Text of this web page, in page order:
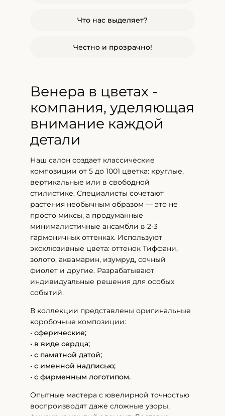
Что нас выделяет?
Честно и прозрачно!
Венера в цветах -
компания, уделяющая
внимание каждой
детали
Наш салон создает классические
композиции от 5 до 1001 цветка: круглые,
вертикальные или в свободной
стилистике. Специалисты сочетают
растения необычным образом — это не
просто миксы, а продуманные
минималистичные ансамбли в 2-3
гармоничных оттенках. Используют
эксклюзивные цвета: оттенок Тиффани,
золото, аквамарин, изумруд, сочный
фиолет и другие. Разрабатывают
индивидуальные решения для особых
событий.
В коллекции представлены оригинальные
коробочные композиции:
• сферические;
• в виде сердца;
• с памятной датой;
• с именной надписью;
• с фирменным логотипом.
Опытные мастера с ювелирной точностью
воспроизводят даже сложные узоры,